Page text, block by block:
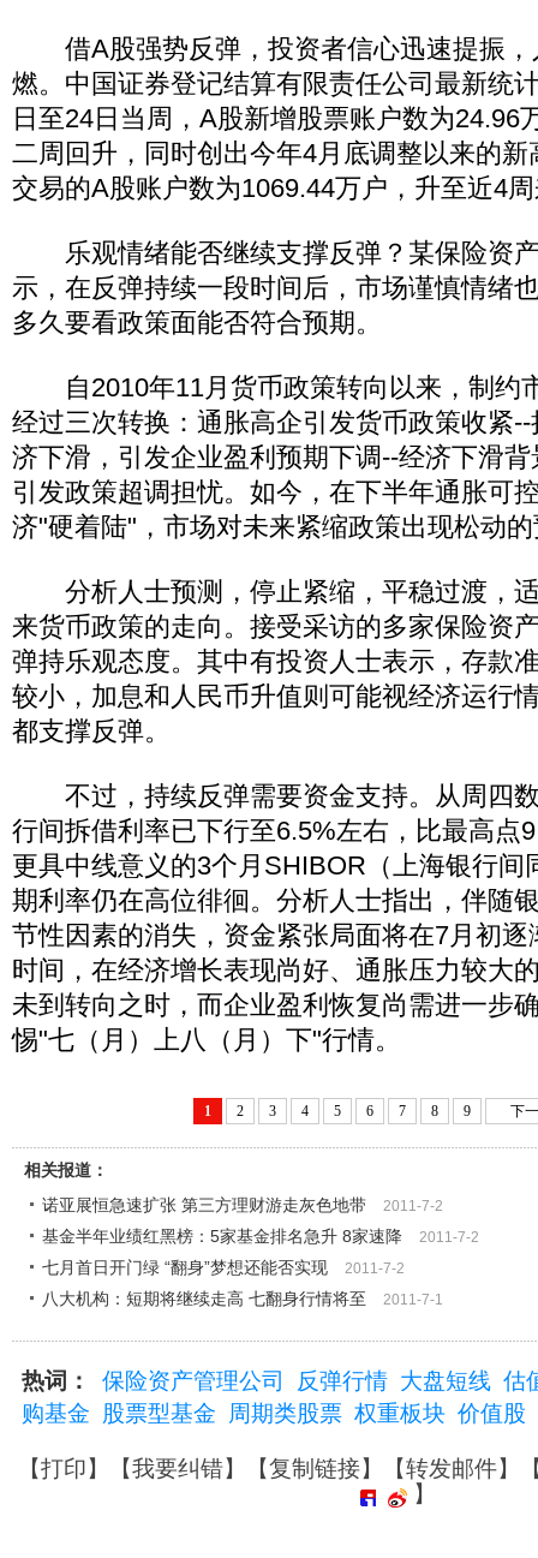
借A股强势反弹，投资者信心迅速提振，
燃。中国证券登记结算有限责任公司最新统
日至24日当周，A股新增股票账户数为24.96
二周回升，同时创出今年4月底调整以来的
交易的A股账户数为1069.44万户，升至近4
乐观情绪能否继续支撑反弹？某保险资
示，在反弹持续一段时间后，市场谨慎情绪
多久要看政策面能否符合预期。
自2010年11月货币政策转向以来，制约
经过三次转换：通胀高企引发货币政策收紧
济下滑，引发企业盈利预期下调--经济下滑
引发政策超调担忧。如今，在下半年通胀可
济"硬着陆"，市场对未来紧缩政策出现松动
分析人士预测，停止紧缩，平稳过渡，
来货币政策的走向。接受采访的多家保险资
弹持乐观态度。其中有投资人士表示，存款
较小，加息和人民币升值则可能视经济运行
都支撑反弹。
不过，持续反弹需要资金支持。从周四
行间拆借利率已下行至6.5%左右，比最高点
更具中线意义的3个月SHIBOR（上海银行间
期利率仍在高位徘徊。分析人士指出，伴随
节性因素的消失，资金紧张局面将在7月初
时间，在经济增长表现尚好、通胀压力较大
未到转向之时，而企业盈利恢复尚需进一步
惕"七（月）上八（月）下"行情。
1 2 3 4 5 6 7 8 9 下
相关报道：
诺亚展恒急速扩张 第三方理财游走灰色地带
2011-7-2
基金半年业绩红黑榜：5家基金排名急升 8家速降 2011-7-2
七月首日开门绿 “翻身”梦想还能否实现 2011-7-2
八大机构：短期将继续走高 七翻身行情将至 2011-7-1
热词： 保险资产管理公司 反弹行情 大盘短线 估
购基金
股票型基金 周期类股票 权重板块 价值股
【打印】【我要纠错】【复制链接】【转发邮件】
】